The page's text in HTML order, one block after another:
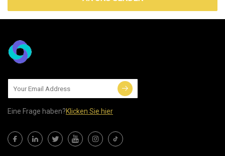
Eine Frage haben?Klicken Sie hier